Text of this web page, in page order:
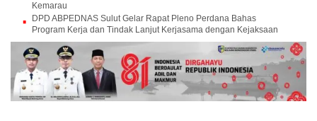
Kemarau
DPD ABPEDNAS Sulut Gelar Rapat Pleno Perdana Bahas
Program Kerja dan Tindak Lanjut Kerjasama dengan Kejaksaan